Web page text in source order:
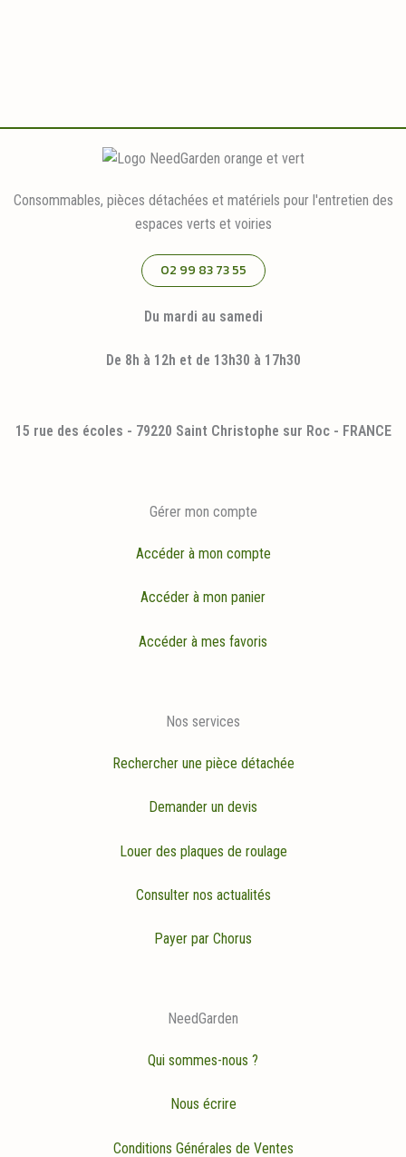
Consommables, pièces détachées et matériels pour l'entretien des
espaces verts et voiries
02 99 83 73 55
Du mardi au samedi
De 8h à 12h et de 13h30 à 17h30
15 rue des écoles - 79220 Saint Christophe sur Roc - FRANCE
Gérer mon compte
Accéder à mon compte
Accéder à mon panier
Accéder à mes favoris
Nos services
Rechercher une pièce détachée
Demander un devis
Louer des plaques de roulage
Consulter nos actualités
Payer par Chorus
NeedGarden
Qui sommes-nous ?
Nous écrire
Conditions Générales de Ventes